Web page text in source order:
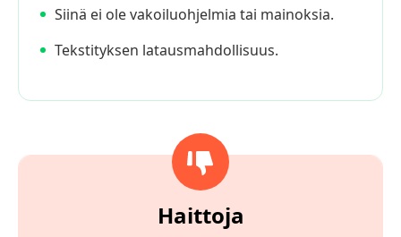
Siinä ei ole vakoiluohjelmia tai mainoksia.
Tekstityksen latausmahdollisuus.
Haittoja